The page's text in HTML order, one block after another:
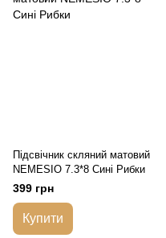
Підсвічник скляний матовий
NEMESIO 7.3*8 Сині Рибки
399 грн
Купити